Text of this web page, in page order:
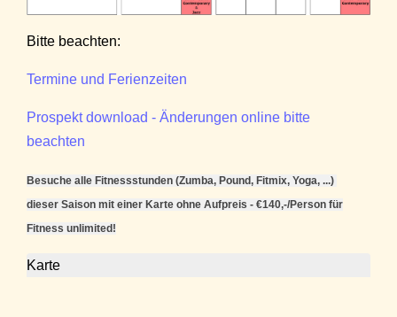
Bitte beachten:
Termine und Ferienzeiten
Prospekt download - Änderungen online bitte
beachten
Besuche alle Fitnessstunden (Zumba, Pound, Fitmix, Yoga, ...)
dieser Saison mit einer Karte ohne Aufpreis - €140,-/Person für
Fitness unlimited!
Karte